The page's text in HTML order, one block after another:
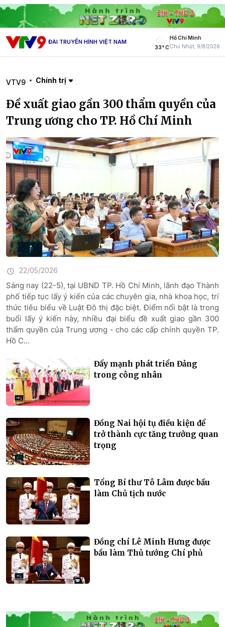
ĐÀI TRUYỀN HÌNH VIỆT NAM
33° C
Hồ Chí Minh
Chủ Nhật, 9/8/2026
VTV9 Chính trị
Đề xuất giao gần 300 thẩm quyền của
Trung ương cho TP. Hồ Chí Minh
22/05/2026
Sáng nay (22-5), tại UBND TP. Hồ Chí Minh, lãnh đạo Thành
phố tiếp tục lấy ý kiến của các chuyên gia, nhà khoa học, trí
thức tiêu biểu về Luật Đô thị đặc biệt. Điểm nổi bật là trong
buổi lấy ý kiến này, nhiều đại biểu đề xuất giao gần 300
thẩm quyền của Trung ương - cho các cấp chính quyền TP.
Hồ C...
Đẩy mạnh phát triển Đảng
trong công nhân
Đồng Nai hội tụ điều kiện để
trở thành cực tăng trưởng quan
trọng
Tổng Bí thư Tô Lâm được bầu
làm Chủ tịch nước
Đồng chí Lê Minh Hưng được
bầu làm Thủ tướng Chí phủ